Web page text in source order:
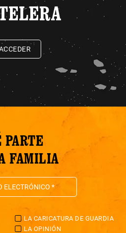
PARTE
FAMILIA
LA CARICATURA DE GUARDIA
LA OPINIÓN